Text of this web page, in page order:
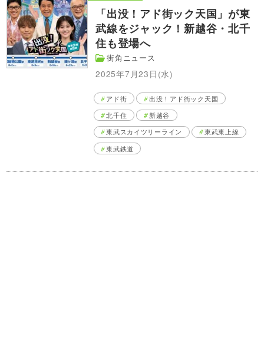
「出没！アド街ック天国」が東
武線をジャック！新越谷・北千
住も登場へ
街角ニュース
2025年7月23日(水)
アド街
出没！アド街ック天国
北千住
新越谷
東武スカイツリーライン
東武東上線
東武鉄道